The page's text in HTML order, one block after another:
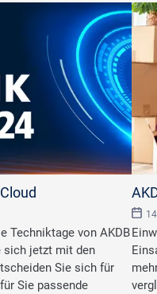
Techniktage von AKDB
sich jetzt mit den
Sie sich für
Sie passende